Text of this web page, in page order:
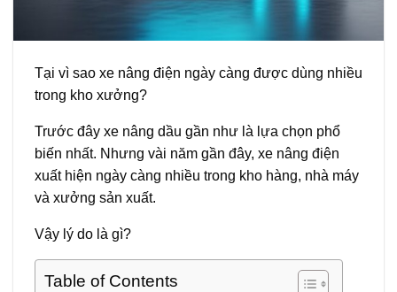
Tại vì sao xe nâng điện ngày càng được dùng nhiều
trong kho xưởng?
Trước đây xe nâng dầu gần như là lựa chọn phổ
biến nhất. Nhưng vài năm gần đây, xe nâng điện
xuất hiện ngày càng nhiều trong kho hàng, nhà máy
và xưởng sản xuất.
Vậy lý do là gì?
Table of Contents